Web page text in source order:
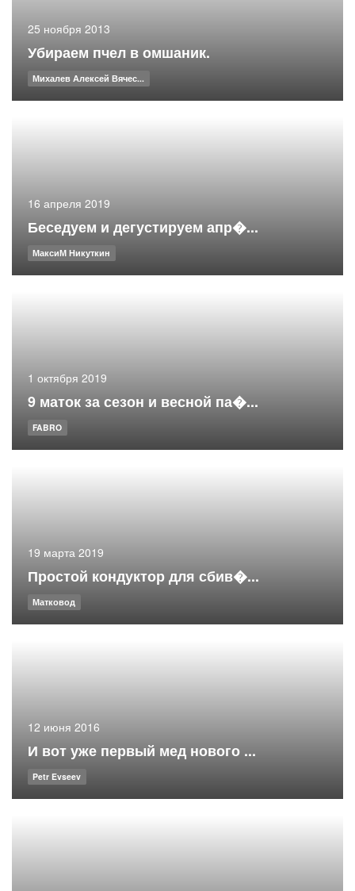
25 ноября 2013
Убираем пчел в омшаник.
Михалев Алексей Вячес...
16 апреля 2019
Беседуем и дегустируем апр�...
МаксиМ Никуткин
1 октября 2019
9 маток за сезон и весной па�...
FABRO
19 марта 2019
Простой кондуктор для сбив�...
Матковод
12 июня 2016
И вот уже первый мед нового ...
Petr Evseev